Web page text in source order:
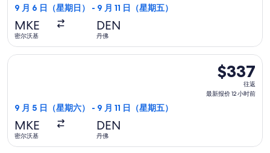
价
天
9 月 6 日（星期日） - 9 月 11 日（星期五）
MKE
密尔沃基
DEN
丹佛
$337
往
返,
价
$337
往返
最新报价 12 小时前
9 月 5 日（星期六） - 9 月 11 日（星期五）
MKE
密尔沃基
DEN
丹佛
选择达美航空航班，9 月 5 日（星期六）从密尔沃基前往丹